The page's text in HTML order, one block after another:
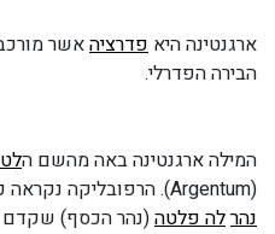
ארגנטינה היא פדרציה
הבירה הפדרלי.
המילה ארגנטינה באה מהשם ה
(Argentum). הרפובליקה נקראה כך לאחר איחוד הפרובינציות של
נהרלה פלטה(נהר הכסף) שקדם